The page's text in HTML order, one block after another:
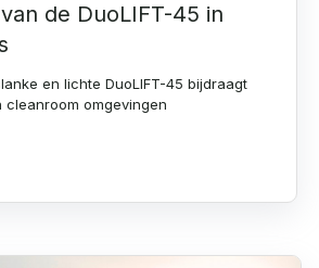
de DuoLIFT-45 in
en lichte DuoLIFT-45 bijdraagt
cleanroom omgevingen